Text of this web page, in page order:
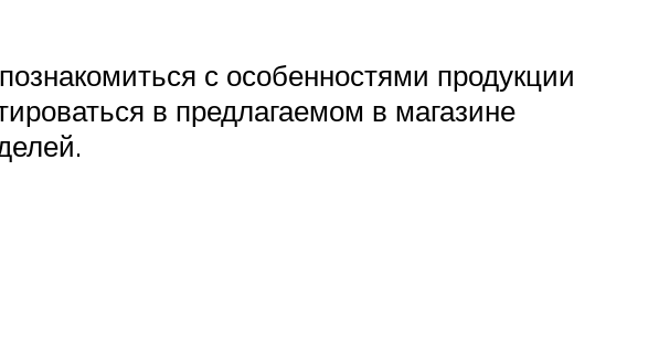
с особенностями продукции
в предлагаемом в магазине